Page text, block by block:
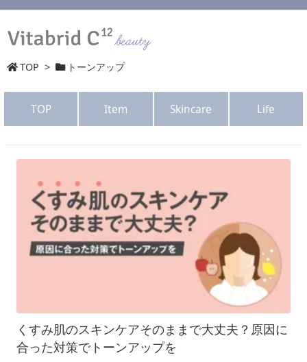
TOP > トーンアップ
TOP Item Skincare Life
くすみ肌のスキンケアそのままで大丈夫？原因に
合った対策でトーンアップを